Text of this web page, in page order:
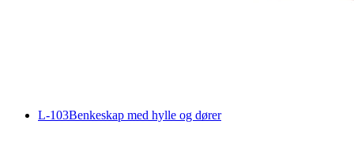
L-103Benkeskap med hylle og dører